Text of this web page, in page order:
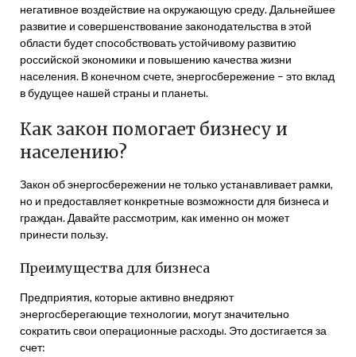
негативное воздействие на окружающую среду. Дальнейшее
развитие и совершенствование законодательства в этой
области будет способствовать устойчивому развитию
российской экономики и повышению качества жизни
населения. В конечном счете, энергосбережение – это вклад
в будущее нашей страны и планеты.
Как закон помогает бизнесу и
населению?
Закон об энергосбережении не только устанавливает рамки,
но и предоставляет конкретные возможности для бизнеса и
граждан. Давайте рассмотрим, как именно он может
принести пользу.
Преимущества для бизнеса
Предприятия, которые активно внедряют
энергосберегающие технологии, могут значительно
сократить свои операционные расходы. Это достигается за
счет: